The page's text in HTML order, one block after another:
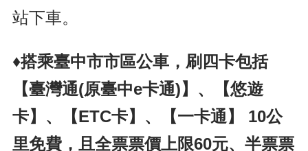
站下車。
♦搭乘臺中市市區公車，刷四卡包括
【臺灣通(原臺中e卡通)】、【悠遊
卡】、【ETC卡】、【一卡通】 10公
里免費，且全票票價上限60元、半票票